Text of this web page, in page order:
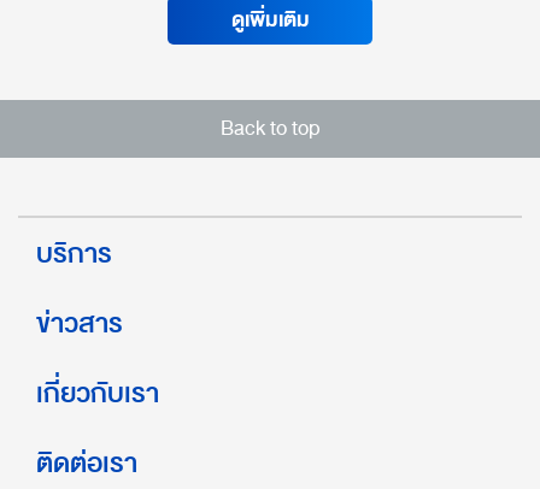
ดูเพิ่มเติม
Back to top
บริการ
ข่าวสาร
เกี่ยวกับเรา
ติดต่อเรา